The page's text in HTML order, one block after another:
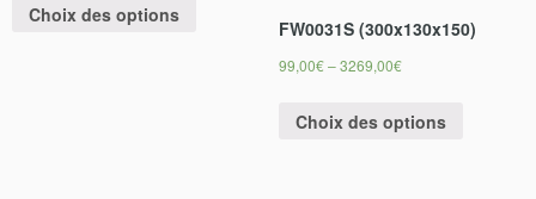
Choix des options
FW0031S (300x130x150)
99,00€–3269,00€
Choix des options